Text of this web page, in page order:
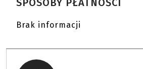
SPOSOBY PŁATNOŚCI
Brak informacji